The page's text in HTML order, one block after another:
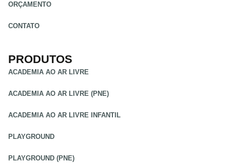
ORÇAMENTO
CONTATO
PRODUTOS
ACADEMIA AO AR LIVRE
ACADEMIA AO AR LIVRE (PNE)
ACADEMIA AO AR LIVRE INFANTIL
PLAYGROUND
PLAYGROUND (PNE)